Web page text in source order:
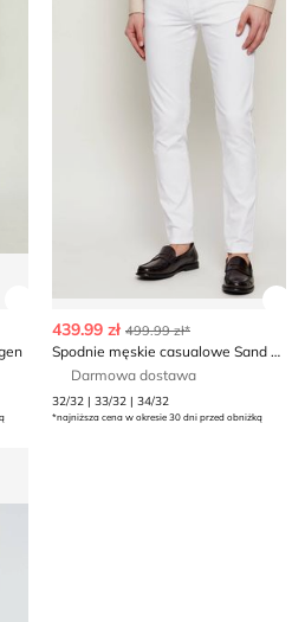
439.99 zł 499.99 zł*
Spodnie męskie casualowe Sand Copenhagen
Darmowa dostawa
32/32 | 33/32 | 34/32
*najniższa cena w okresie 30 dni przed obniżką